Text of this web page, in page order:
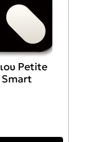
Petite